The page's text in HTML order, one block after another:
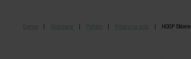
Domov Stolovanie Poháre Poháre na vodu HOOP